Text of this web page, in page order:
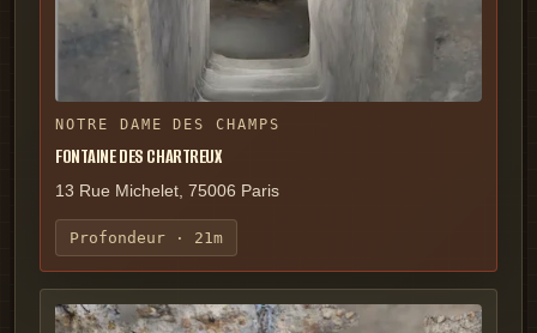
NOTRE DAME DES CHAMPS
FONTAINE DES CHARTREUX
13 Rue Michelet, 75006 Paris
Profondeur · 21m